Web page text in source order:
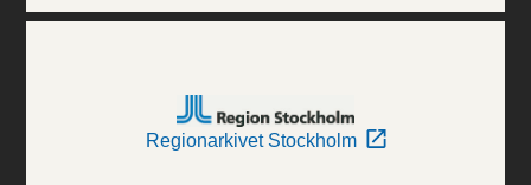
Regionarkivet Stockholm